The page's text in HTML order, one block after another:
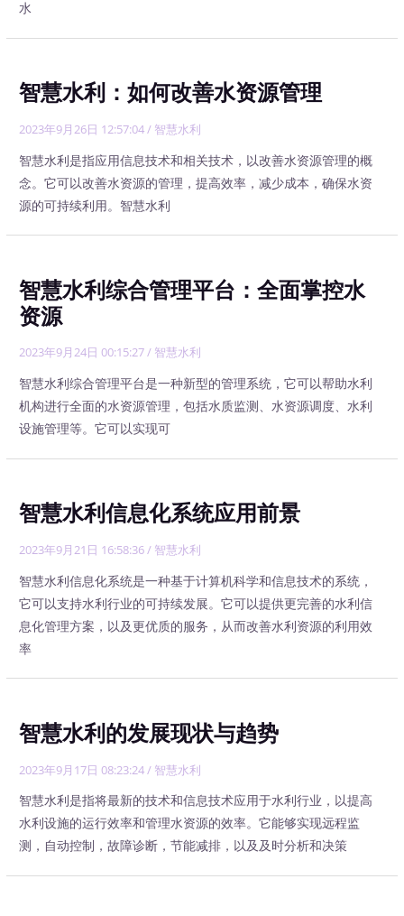
水
智慧水利：如何改善水资源管理
2023年9月26日 12:57:04/ 智慧水利
智慧水利是指应用信息技术和相关技术，以改善水资源管理的概
念。它可以改善水资源的管理，提高效率，减少成本，确保水资
源的可持续利用。智慧水利
智慧水利综合管理平台：全面掌控水
资源
2023年9月24日 00:15:27/ 智慧水利
智慧水利综合管理平台是一种新型的管理系统，它可以帮助水利
机构进行全面的水资源管理，包括水质监测、水资源调度、水利
设施管理等。它可以实现可
智慧水利信息化系统应用前景
2023年9月21日 16:58:36/ 智慧水利
智慧水利信息化系统是一种基于计算机科学和信息技术的系统，
它可以支持水利行业的可持续发展。它可以提供更完善的水利信
息化管理方案，以及更优质的服务，从而改善水利资源的利用效
率
智慧水利的发展现状与趋势
2023年9月17日 08:23:24/ 智慧水利
智慧水利是指将最新的技术和信息技术应用于水利行业，以提高
水利设施的运行效率和管理水资源的效率。它能够实现远程监
测，自动控制，故障诊断，节能减排，以及及时分析和决策